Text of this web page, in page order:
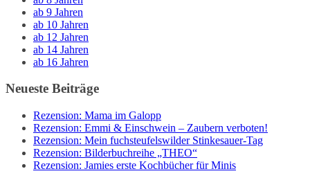
ab 9 Jahren
ab 10 Jahren
ab 12 Jahren
ab 14 Jahren
ab 16 Jahren
Neueste Beiträge
Rezension: Mama im Galopp
Rezension: Emmi & Einschwein – Zaubern verboten!
Rezension: Mein fuchsteufelswilder Stinkesauer-Tag
Rezension: Bilderbuchreihe „THEO“
Rezension: Jamies erste Kochbücher für Minis